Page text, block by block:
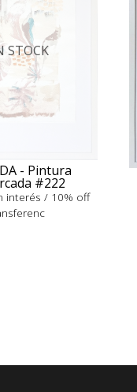
STOCK
- Pintura
#222
interés / 10% off